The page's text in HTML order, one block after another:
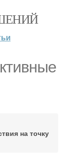
на точку